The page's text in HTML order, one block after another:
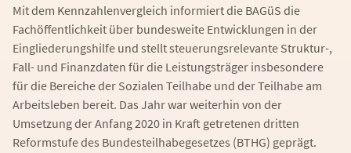
Mit dem Kennzahlenvergleich informiert die BAGüS die
Fachöffentlichkeit über bundesweite Entwicklungen in der
Eingliederungshilfe und stellt steuerungsrelevante Struktur-,
Fall- und Finanzdaten für die Leistungsträger insbesondere
für die Bereiche der Sozialen Teilhabe und der Teilhabe am
Arbeitsleben bereit. Das Jahr war weiterhin von der
Umsetzung der Anfang 2020 in Kraft getretenen dritten
Reformstufe des Bundesteilhabegesetzes (BTHG) geprägt.